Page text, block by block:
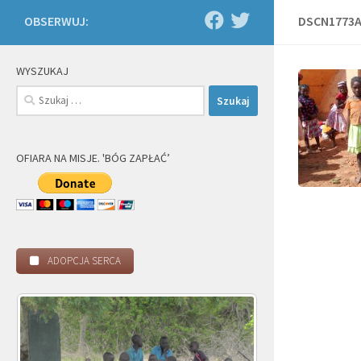
DSCN1773A
OBSERWUJ:
WYSZUKAJ
Szukaj:
OFIARA NA MISJE. 'BÓG ZAPŁAĆ’
ADOPCJA SERCA